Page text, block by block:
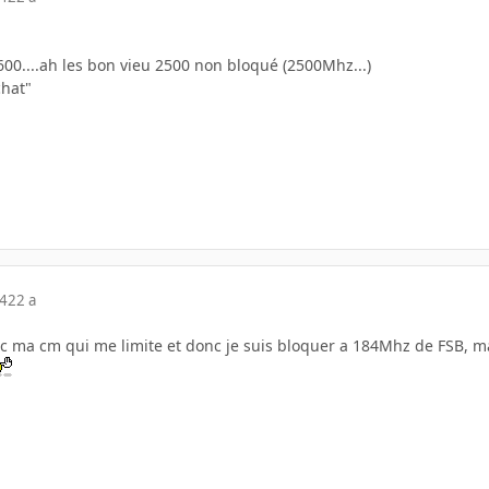
les bon vieu 2500 non bloqué (2500Mhz...)
22 a
ma cm qui me limite et donc je suis bloquer a 184Mhz de FSB,